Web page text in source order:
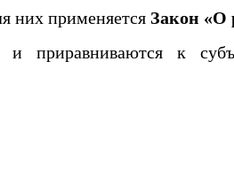
них применяется Закон «О
приравниваются к